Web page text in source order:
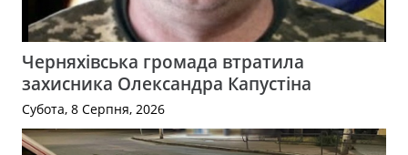
Черняхівська громада втратила
захисника Олександра Капустіна
Субота, 8 Серпня, 2026